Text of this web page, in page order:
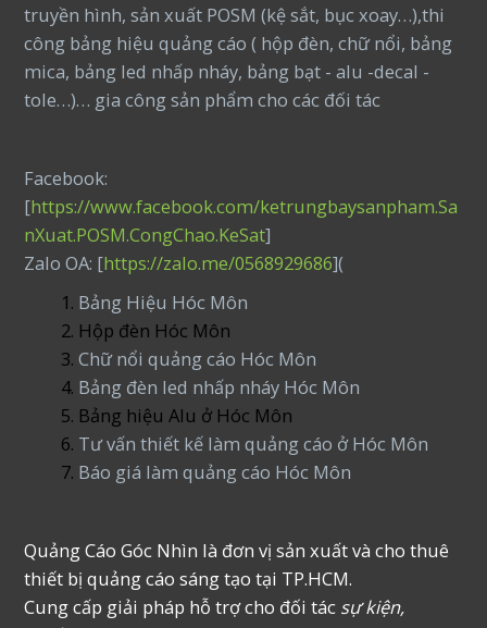
truyền hình, sản xuất POSM (kệ sắt, bục xoay…),thi
công bảng hiệu quảng cáo ( hộp đèn, chữ nổi, bảng
mica, bảng led nhấp nháy, bảng bạt - alu -decal -
tole…)… gia công sản phẩm cho các đối tác
Facebook:
[https://www.facebook.com/ketrungbaysanpham.Sa
nXuat.POSM.CongChao.KeSat]
Zalo OA: [https://zalo.me/0568929686](
Bảng Hiệu Hóc Môn
Hộp đèn Hóc Môn
Chữ nổi quảng cáo Hóc Môn
Bảng đèn led nhấp nháy Hóc Môn
Bảng hiệu Alu ở Hóc Môn
Tư vấn thiết kế làm quảng cáo ở Hóc Môn
Báo giá làm quảng cáo Hóc Môn
Quảng Cáo Góc Nhìn là đơn vị sản xuất và cho thuê
thiết bị quảng cáo sáng tạo tại TP.HCM.
Cung cấp giải pháp hỗ trợ cho đối tác sự kiện,